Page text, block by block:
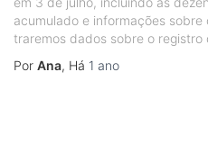
acumulado e informações sobre
traremos dados sobre o registro
Por Ana, Há 1 ano